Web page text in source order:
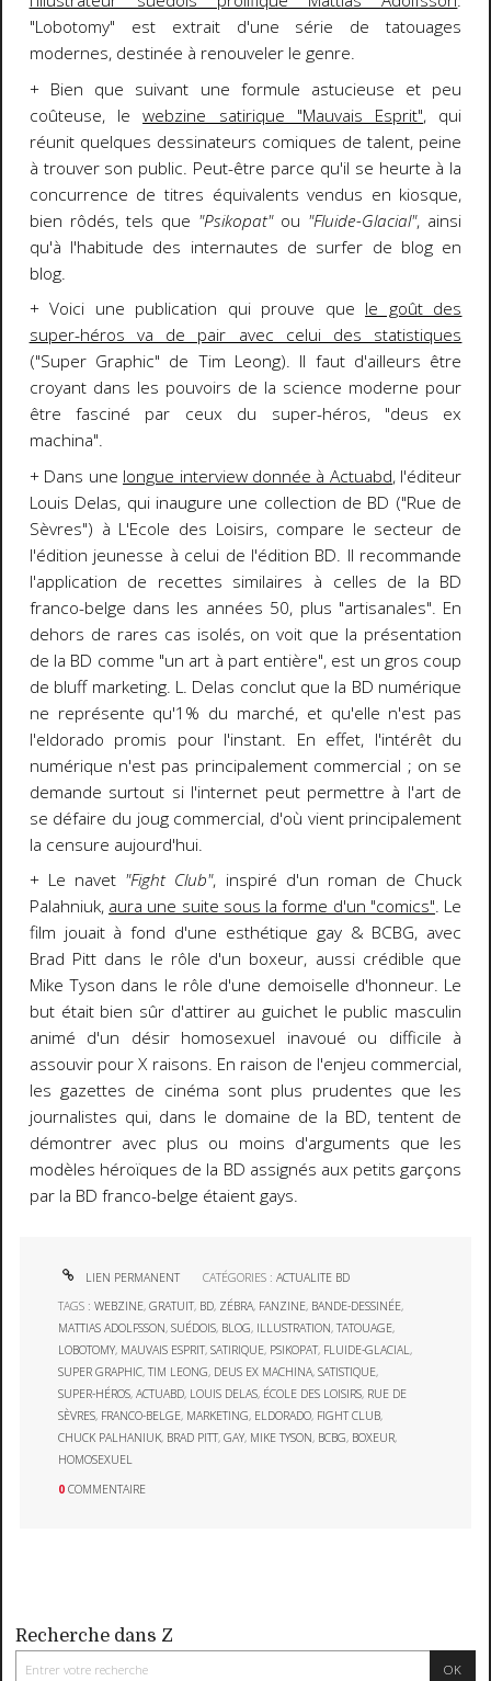
"Lobotomy" est extrait d'une série de tatouages
modernes, destinée à renouveler le genre.
+ Bien que suivant une formule astucieuse et peu
coûteuse, lewebzine satirique "Mauvais Esprit", qui
réunit quelques dessinateurs comiques de talent, peine
à trouver son public. Peut-être parce qu'il se heurte à la
concurrence de titres équivalents vendus en kiosque,
bien rôdés, tels que "Psikopat"ou "Fluide-Glacial", ainsi
qu'à l'habitude des internautes de surfer de blog en
blog.
+ Voici une publication qui prouve que le goût des
super-héros va de pair avec celui des statistiques
("Super Graphic" de Tim Leong). Il faut d'ailleurs être
croyant dans les pouvoirs de la science moderne pour
être fasciné par ceux du super-héros, "deus ex
machina".
+ Dans une longue interview donnée à Actuabd, l'éditeur
Louis Delas, qui inaugure une collection de BD ("Rue de
Sèvres") à L'Ecole des Loisirs, compare le secteur de
l'édition jeunesse à celui de l'édition BD. Il recommande
l'application de recettes similaires à celles de la BD
franco-belge dans les années 50, plus "artisanales". En
dehors de rares cas isolés, on voit que la présentation
de la BD comme "un art à part entière", est un gros coup
de bluff marketing. L. Delas conclut que la BD numérique
ne représente qu'1% du marché, et qu'elle n'est pas
l'eldorado promis pour l'instant. En effet, l'intérêt du
numérique n'est pas principalement commercial ; on se
demande surtout si l'internet peut permettre à l'art de
se défaire du joug commercial, d'où vient principalement
la censure aujourd'hui.
+ Le navet "Fight Club", inspiré d'un roman de Chuck
Palahniuk, aura une suite sous la forme d'un "comics". Le
film jouait à fond d'une esthétique gay & BCBG, avec
Brad Pitt dans le rôle d'un boxeur, aussi crédible que
Mike Tyson dans le rôle d'une demoiselle d'honneur. Le
but était bien sûr d'attirer au guichet le public masculin
animé d'un désir homosexuel inavoué ou difficile à
assouvir pour X raisons. En raison de l'enjeu commercial,
les gazettes de cinéma sont plus prudentes que les
journalistes qui, dans le domaine de la BD, tentent de
démontrer avec plus ou moins d'arguments que les
modèles héroïques de la BD assignés aux petits garçons
par la BD franco-belge étaient gays.
LIEN PERMANENT CATÉGORIES :ACTUALITE BD
TAGS :WEBZINE,GRATUIT, BD, ZÉBRA, FANZINE, BANDE-DESSINÉE,
MATTIAS ADOLFSSON,SUÉDOIS, BLOG, ILLUSTRATION,TATOUAGE,
LOBOTOMY, MAUVAIS ESPRIT,SATIRIQUE, PSIKOPAT, FLUIDE-GLACIAL,
SUPER GRAPHIC,TIM LEONG, DEUS EX MACHINA,SATISTIQUE,
SUPER-HÉROS,ACTUABD, LOUIS DELAS, ÉCOLE DES LOISIRS, RUE DE
SÈVRES, FRANCO-BELGE, MARKETING, ELDORADO, FIGHT CLUB,
CHUCK PALHANIUK, BRAD PITT,GAY, MIKE TYSON, BCBG, BOXEUR,
HOMOSEXUEL
0 COMMENTAIRE
Recherche dans Z